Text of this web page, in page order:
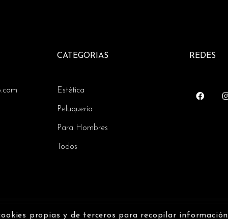
CATEGORIAS
Estética
Peluquería
Para Hombres
Todos
REDES
propias y de terceros para recopilar